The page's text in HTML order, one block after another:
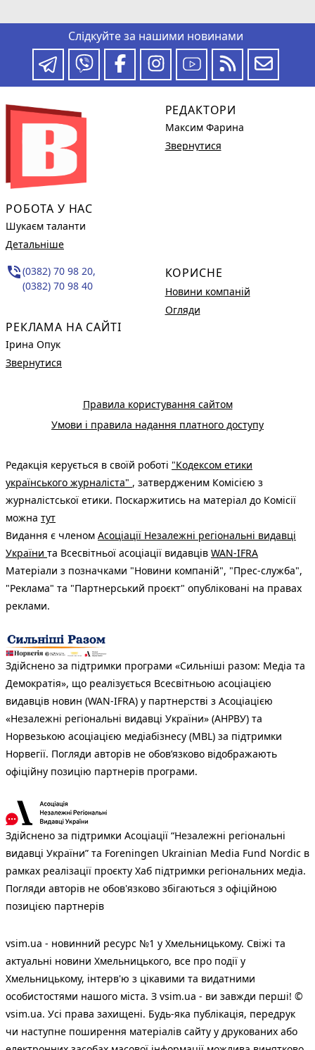
Слідкуйте за нашими новинами
РОБОТА У НАС
Шукаєм таланти
Детальніше
phone_in_talk(0382) 70 98 20,
(0382) 70 98 40
РЕКЛАМА НА САЙТІ
Ірина Опук
Звернутися
РЕДАКТОРИ
Максим Фарина
Звернутися
КОРИСНЕ
Новини компаній
Огляди
Правила користування сайтом
Умови і правила надання платного доступу
Редакція керується в своїй роботі "Кодексом етики
українського журналіста" , затвердженим Комісією з
журналістської етики. Поскаржитись на матеріал до Комісії
можна тут
Видання є членом Асоціації Незалежні регіональні видавці
України та Всесвітньої асоціації видавців WAN-IFRA
Матеріали з позначками "Новини компаній", "Прес-служба",
"Реклама" та "Партнерський проєкт" опубліковані на правах
реклами.
Здійснено за підтримки програми «Сильніші разом: Медіа та
Демократія», що реалізується Всесвітньою асоціацією
видавців новин (WAN-IFRA) у партнерстві з Асоціацією
«Незалежні регіональні видавці України» (АНРВУ) та
Норвезькою асоціацією медіабізнесу (MBL) за підтримки
Норвегії. Погляди авторів не обов’язково відображають
офіційну позицію партнерів програми.
Здійснено за підтримки Асоціації “Незалежні регіональні
видавці України” та Foreningen Ukrainian Media Fund Nordic в
рамках реалізації проєкту Хаб підтримки регіональних медіа.
Погляди авторів не обов'язково збігаються з офіційною
позицією партнерів
vsim.ua - новинний ресурс №1 у Хмельницькому. Свіжі та
актуальні новини Хмельницького, все про події у
Хмельницькому, інтерв'ю з цікавими та видатними
особистостями нашого міста. З vsim.ua - ви завжди перші! ©
vsim.ua. Усі права захищені. Будь-яка публiкацiя, передрук
чи наступне поширення матеріалів сайту у друкованих або